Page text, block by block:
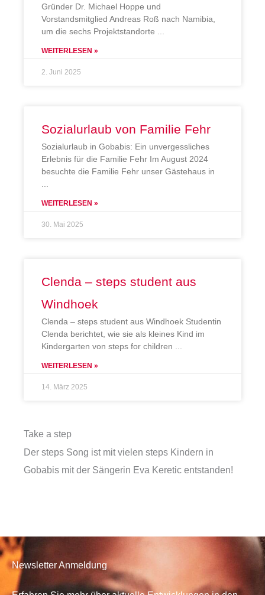
Gründer Dr. Michael Hoppe und
Vorstandsmitglied Andreas Roß nach Namibia,
um die sechs Projektstandorte
WEITERLESEN »
2. Juni 2025
Sozialurlaub von Familie Fehr
Sozialurlaub in Gobabis: Ein unvergessliches
Erlebnis für die Familie Fehr Im August 2024
besuchte die Familie Fehr unser Gästehaus in
WEITERLESEN »
30. Mai 2025
Clenda – steps student aus
Windhoek
Clenda – steps student aus Windhoek Studentin
Clenda berichtet, wie sie als kleines Kind im
Kindergarten von steps for children
WEITERLESEN »
14. März 2025
Take a step
Der steps Song ist mit vielen steps Kindern in
Gobabis mit der Sängerin Eva Keretic entstanden!
Newsletter Anmeldung